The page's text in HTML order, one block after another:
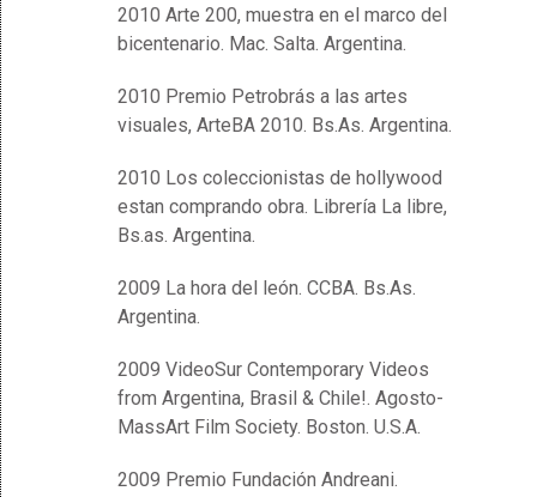
2010 Arte 200, muestra en el marco del
bicentenario. Mac. Salta. Argentina.
2010 Premio Petrobrás a las artes
visuales, ArteBA 2010. Bs.As. Argentina.
2010 Los coleccionistas de hollywood
estan comprando obra. Librería La libre,
Bs.as. Argentina.
2009 La hora del león. CCBA. Bs.As.
Argentina.
2009 VideoSur Contemporary Videos
from Argentina, Brasil & Chile!. Agosto-
MassArt Film Society. Boston. U.S.A.
2009 Premio Fundación Andreani.